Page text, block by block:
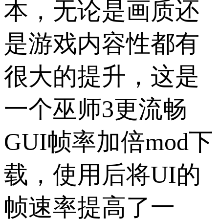
本，无论是画质还
是游戏内容性都有
很大的提升，这是
一个巫师3更流畅
GUI帧率加倍mod下
载，使用后将UI的
帧速率提高了一